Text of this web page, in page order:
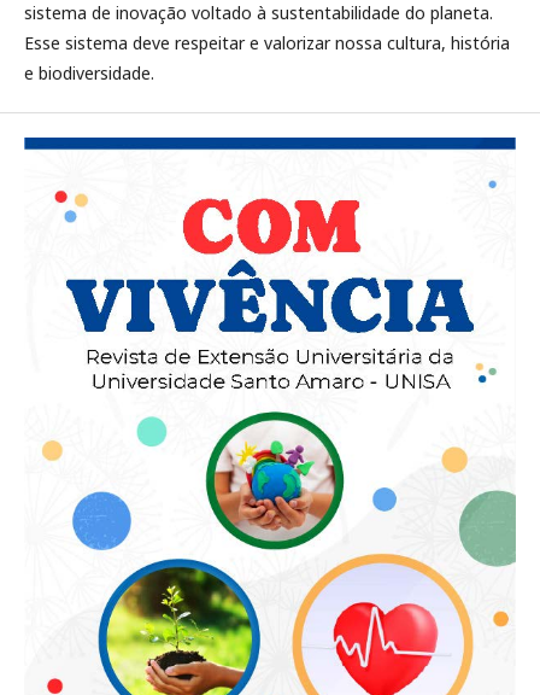
sistema de inovação voltado à sustentabilidade do planeta.
Esse sistema deve respeitar e valorizar nossa cultura, história
e biodiversidade.